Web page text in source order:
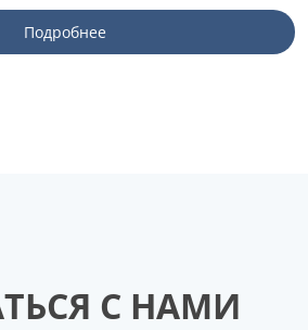
Подробнее
С НАМИ